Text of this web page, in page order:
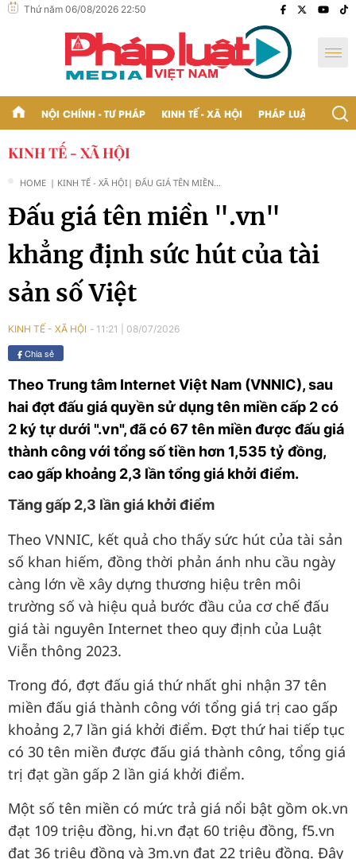
Thứ năm 06/08/2026 22:50
NỘI CHÍNH - TƯ PHÁP KINH TẾ - XÃ HỘI PHÁP LUẬT - BẠN
KINH TẾ - XÃ HỘI
HOME | KINH TẾ - XÃ HỘI| ĐẤU GIÁ TÊN MIỀN
HÚT CỦA TÀI SẢN SỐ
VIỆT
Đấu giá tên miền ".vn"
khẳng định sức hút của tài
sản số Việt
KINH TẾ - XÃ HỘI 11:21 08/07/2026
Chia sẻ
Theo Trung tâm Internet Việt Nam (VNNIC), sau
hai đợt đấu giá quyền sử dụng tên miền cấp 2 có
2 ký tự dưới ".vn", đã có 67 tên miền được đấu giá
thành công với tổng số tiền hơn 1,535 tỷ đồng,
cao gấp khoảng 2,3 lần tổng giá khởi điểm.​
Tăng gấp 2,3 lần giá khởi điểm
Theo VNNIC, kết quả cho thấy sức hút của tài sản
số khan hiếm, đồng thời phản ánh nhu cầu ngày
càng lớn về xây dựng thương hiệu trên môi
trường số và hiệu quả bước đầu của cơ chế đấu
giá tài nguyên Internet theo quy định của Luật
Viễn thông 2023.
Trong đó, đợt đấu giá thứ nhất ghi nhận 37 tên
miền đấu giá thành công với tổng giá trị cao gấp
khoảng 2,7 lần giá khởi điểm. Đợt thứ hai tiếp tục
có 30 tên miền được đấu giá thành công, tổng giá
trị đạt gần gấp 2 lần giá khởi điểm.
Một số tên miền có mức trả giá nổi bật gồm ok.vn
đạt 109 triệu đồng, hi.vn đạt 60 triệu đồng, f5.vn
đạt 36 triệu đồng và 3m.vn đạt 22 triệu đồng. Đây